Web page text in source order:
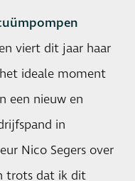
viert dit jaar haar
ideale moment
een nieuw en
in
Nico Segers over
trots dat ik dit